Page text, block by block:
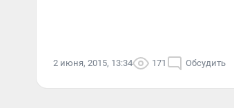
2 июня, 2015, 13:34 171 Обсудить